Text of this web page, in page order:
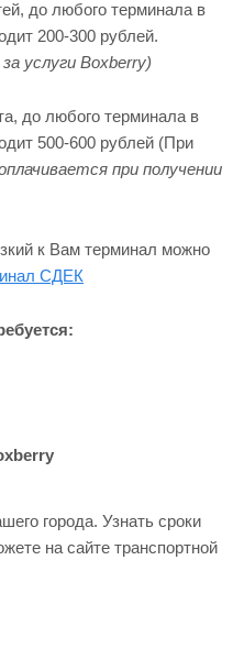
до любого терминала в
200-300 рублей.
услуги Boxberry)
до любого терминала в
500-600 рублей (При
при получении
к Вам терминал можно
СДЕК
города. Узнать сроки
на сайте транспортной